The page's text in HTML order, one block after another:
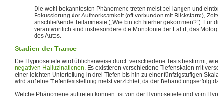
Die wohl bekanntesten Phänomene treten meist bei langen und
Fokussierung der Aufmerksamkeit (oft verbunden mit Blickstarre),
anschließende Teilamnesie („Wie bin ich hierher gekommen?“). Für
verantwortlich sind insbesondere die Monotonie der Fahrt, das
des Autos.
Stadien der Trance
Die Hypnosetiefe wird üblicherweise durch verschiedene Tests bestimmt,
negativen Halluzinationen. Es existieren verschiedene Tiefenskalen mit
einer leichten Unterteilung in drei Tiefen bis hin zu einer fünfzigstufigen
wird auf eine Tiefenfeststellung meist verzichtet, da der Behandlungserfolg
Welche Phänomene auftreten können, ist von der Hypnosetiefe und vom